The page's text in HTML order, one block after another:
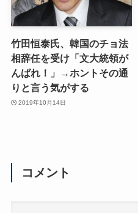
竹田恒泰氏、韓国のチョ法
相辞任を受け「文大統領が
んばれ！」→ホントその通
りと言う気がする
2019年10月14日
コメント